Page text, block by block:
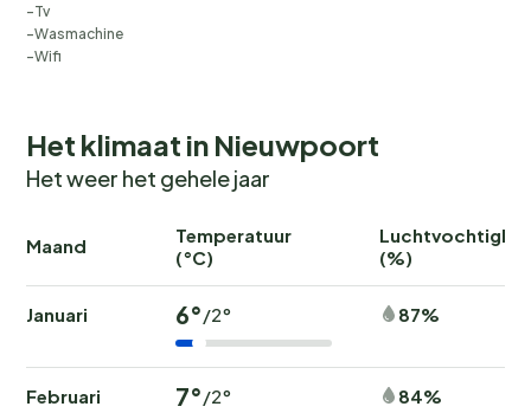
Tv
Wasmachine
Wifi
Het klimaat in Nieuwpoort
Het weer het gehele jaar
Maand
Temperatuur
(°C)
(%)
Januari 6°/2° 87%
Februari 7°/2° 84%